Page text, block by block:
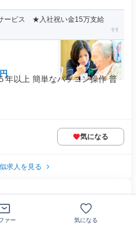
ビス ★入社祝い金15万支給
年以上 簡単なパソコン操作 普
気になる
求人を見る
ァー 気になる